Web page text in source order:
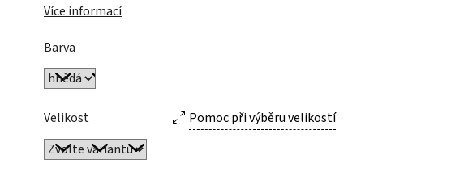
Více informací
Barva
Velikost Pomoc při výběru velikostí